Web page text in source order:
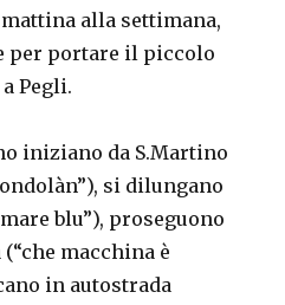
alla settimana,
per portare il piccolo
Pegli.
iniziano da S.Martino
si dilungano
blu”), proseguono
macchina è
in autostrada